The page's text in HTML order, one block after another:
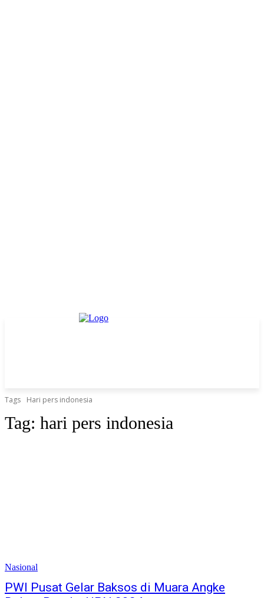
Tags Hari pers indonesia
Tag: hari pers indonesia
Nasional
PWI Pusat Gelar Baksos di Muara Angke